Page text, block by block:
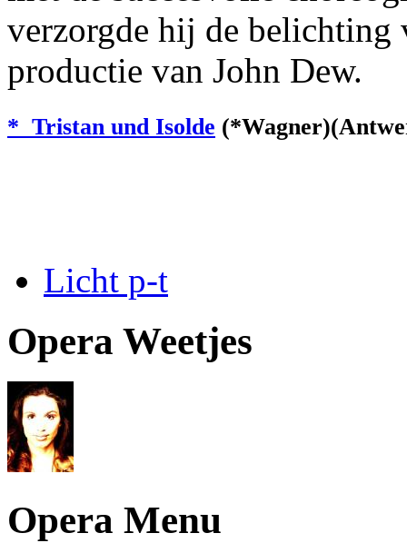
verzorgde hij de belichting
productie van John Dew.
* Tristan und Isolde
Licht p-t
Opera Weetjes
Opera Menu